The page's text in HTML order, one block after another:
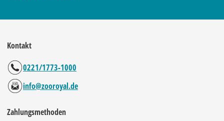
Kontakt
0221/1773-1000
info@zooroyal.de
Zahlungsmethoden